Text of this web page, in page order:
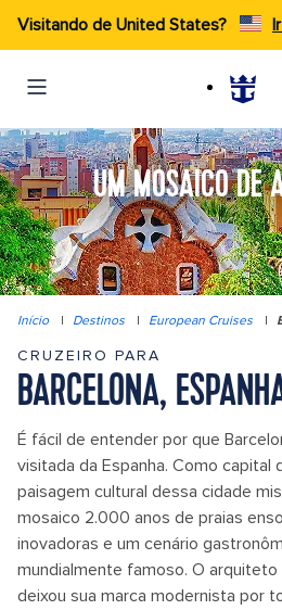
Visitando de United States?
UM MOSAICO DE
Início | Destinos | European Cruises |
CRUZEIRO PARA
BARCELONA,
É fácil de entender por que
visitada da Espanha. Como capital
paisagem cultural dessa cidade
mosaico 2.000 anos de praias
inovadoras e um cenário
mundialmente famoso. O
deixou sua marca modernista por